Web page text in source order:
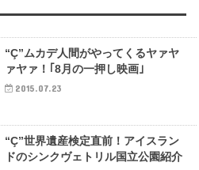
“Ç”ムカデ人間がやってくるヤァヤ
ァヤァ！｢8月の一押し映画｣
2015.07.23
“Ç”世界遺産検定直前！アイスラン
ドのシンクヴェトリル国立公園紹介